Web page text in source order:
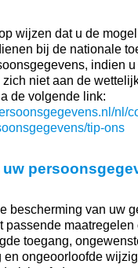
wijzen dat u de
bij de nationale
indien
zich niet aan de
de volgende link:
nl/
tip-ons
uw
bescherming van uw
passende maatregelen
toegang,
en ongeoorloofde